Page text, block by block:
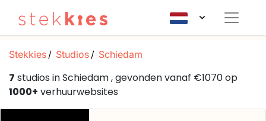
Stekkies Studios Schiedam
7 studios in Schiedam , gevonden vanaf €1070 op
1000+ verhuurwebsites